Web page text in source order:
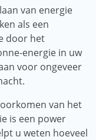
van energie
als een
door het
energie in uw
voor ongeveer
van het
is een power
u weten hoeveel